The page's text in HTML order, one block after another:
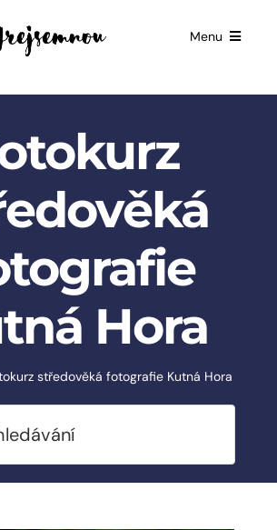
Menu
BUSINESSES
PARTNERSHIP
ČESKÉ
SLUŽBY
CONTACT
Hora
středověká fotografie Kutná Hora